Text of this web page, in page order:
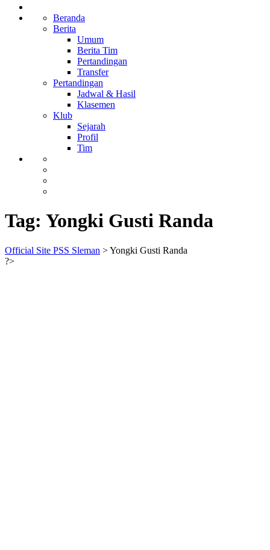
Beranda
Berita
Umum
Berita Tim
Pertandingan
Transfer
Pertandingan
Jadwal & Hasil
Klasemen
Klub
Sejarah
Profil
Tim
Tag: Yongki Gusti Randa
Official Site PSS Sleman >Yongki Gusti Randa
?>